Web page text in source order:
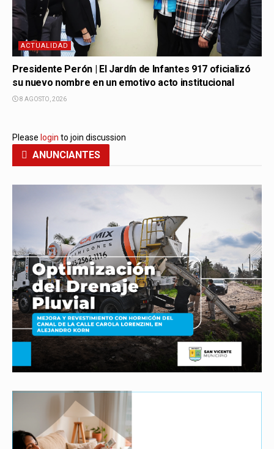
ACTUALIDAD
Presidente Perón | El Jardín de Infantes 917 oficializó
su nuevo nombre en un emotivo acto institucional
8 AGOSTO, 2026
Please login to join discussion
ANUNCIANTES